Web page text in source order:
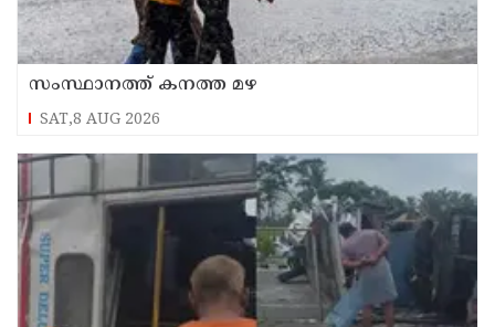
സംസ്ഥാനത്ത് കനത്ത മഴ
SAT,8 AUG 2026